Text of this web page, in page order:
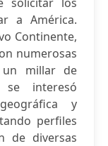
a América.
Continente,
numerosas
millar de
se interesó
y
perfiles
de diversas